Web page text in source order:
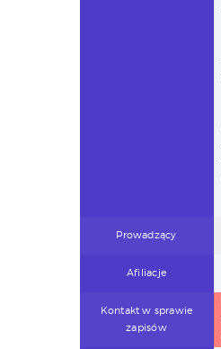
Prowadzący
Afiliacje
Kontakt w sprawie
zapisów